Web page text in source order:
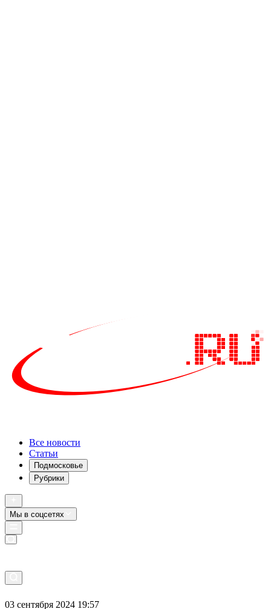
Все новости
Статьи
Подмосковье
Рубрики
Мы в соцсетях
03 сентября 2024 19:57